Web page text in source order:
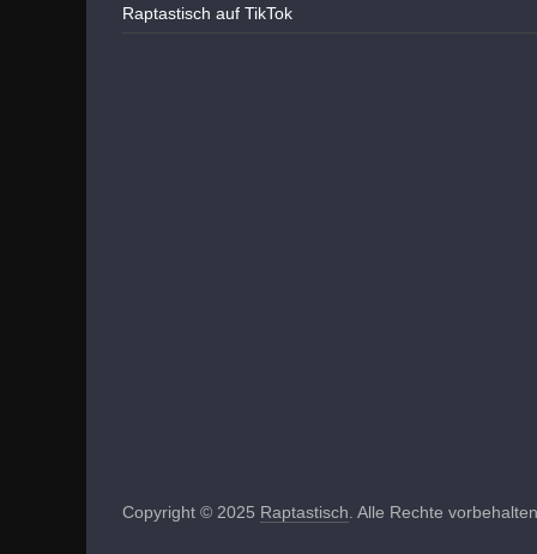
Raptastisch auf TikTok
Copyright © 2025 Raptastisch . Alle Rechte